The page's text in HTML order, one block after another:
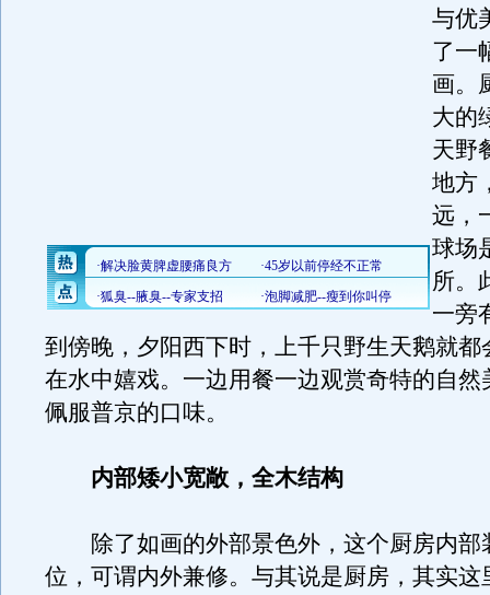
与优
了一
画。
大的
天野
地方
远，
球场
所。
一旁
到傍晚，夕阳西下时，上千只野生天鹅就都
在水中嬉戏。一边用餐一边观赏奇特的自然
佩服普京的口味。
内部矮小宽敞，全木结构
除了如画的外部景色外，这个厨房内部
位，可谓内外兼修。与其说是厨房，其实这